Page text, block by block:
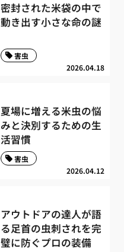
密封された米袋の中で
動き出す小さな命の謎
2026.04.18
害虫
夏場に増える米虫の悩
みと決別するための生
活習慣
2026.04.12
害虫
アウトドアの達人が語
る足首の虫刺されを完
璧に防ぐプロの装備